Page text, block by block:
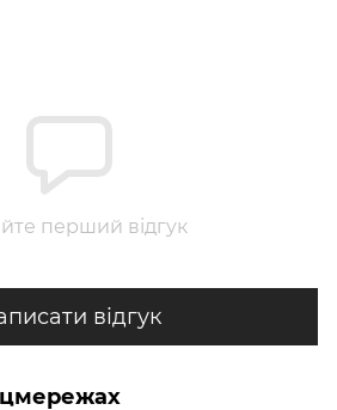
перший відгук
відгук